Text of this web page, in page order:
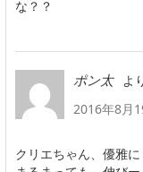
な？？
ポン太
よ
2016年8月
クリエちゃん、優雅